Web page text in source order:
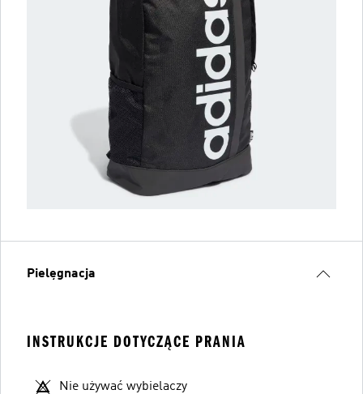
Pielęgnacja
INSTRUKCJE DOTYCZĄCE PRANIA
Nie używać wybielaczy